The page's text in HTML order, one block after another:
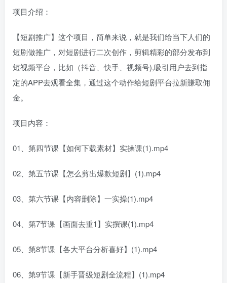
项目介绍：
【短剧推广】这个项目，简单来说，就是我们给当下人们的
短剧做推广，对短剧进行二次创作，剪辑精彩的部分发布到
短视频平台，比如（抖音、快手、视频号),吸引用户去到指
定的APP去观看全集，通过这个动作给短剧平台拉新賺取佣
金。
项目内容：
01、第四节课【如何下载素材】实操课(1).mp4
02、第五节课【怎么剪出爆款短剧】(1).mp4
03、第六节课【内容删除】一实操(1).mp4
04、第7节课【画面去重1】实撰课(1).mp4
05、第8节课【各大平台分析喜好】(1).mp4
06、第9节课【新手晋级短剧全流程】(1).mp4